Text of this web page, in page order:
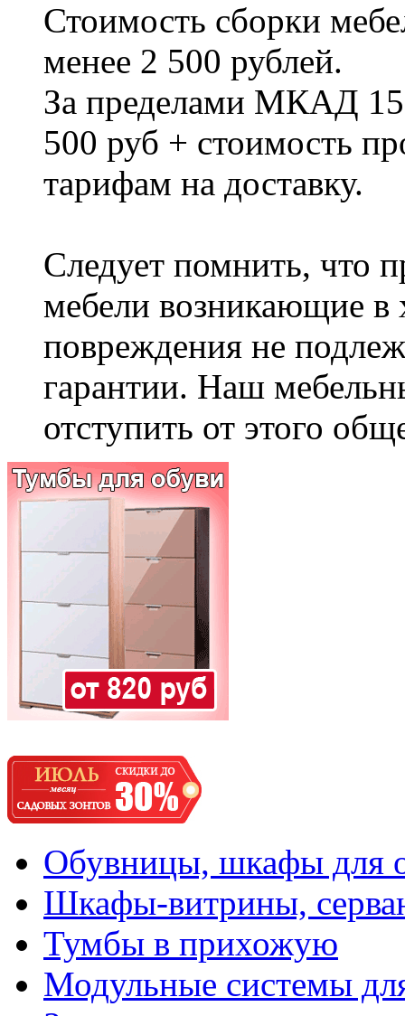
Стоимость сборки
менее 2 500 рублей.
За пределами МКАД
500 руб + стоимость
тарифам на доставку.
Следует помнить, что
мебели возникающие в
повреждения не
гарантии. Наш
отступить от этого
Обувницы, шкафы для
Шкафы-витрины,
Тумбы в прихожую
Модульные системы